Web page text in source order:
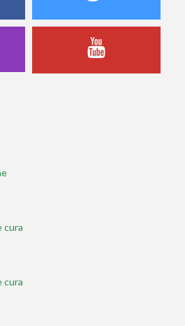
cura
cura